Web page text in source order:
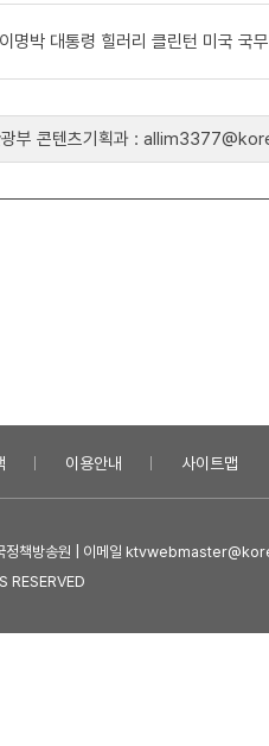
명박 대통령 힐러리 클린턴 미국 국
광부 콘텐츠기획과 :
이용안내 사이트맵
정책방송원 | 이메일
RESERVED